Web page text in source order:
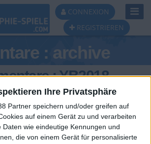
Ihre Privatsphäre
Partner speichern und/oder greifen auf
auf einem Gerät zu und verarbeiten
Daten wie eindeutige Kennungen und
die von einem Gerät für personalisierte
CONNEXION
REGISTRIEREN
: archive
: YB2018